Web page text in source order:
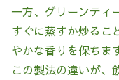
一方、グリーンティ
すぐに蒸すか炒るこ
やかな香りを保ちま
この製法の違いが、